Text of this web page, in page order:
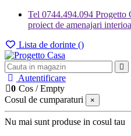
Tel 0744.494.094 Progetto
proiect de amenajari
Lista de dorinte ()
Autentificare
0 Cos /Empty
Cosul de cumparaturi
×
Nu mai sunt produse in cosul tau